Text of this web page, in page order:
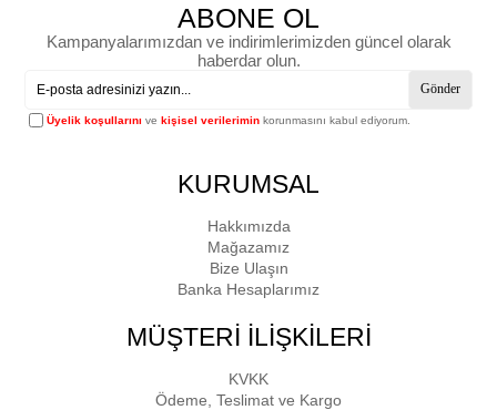
ABONE OL
Kampanyalarımızdan ve indirimlerimizden güncel olarak
haberdar olun.
Gönder
Üyelik koşullarını vekişisel verilerimin korunmasını kabul ediyorum.
KURUMSAL
Hakkımızda
Mağazamız
Bize Ulaşın
Banka Hesaplarımız
MÜŞTERİ İLİŞKİLERİ
KVKK
Ödeme, Teslimat ve Kargo